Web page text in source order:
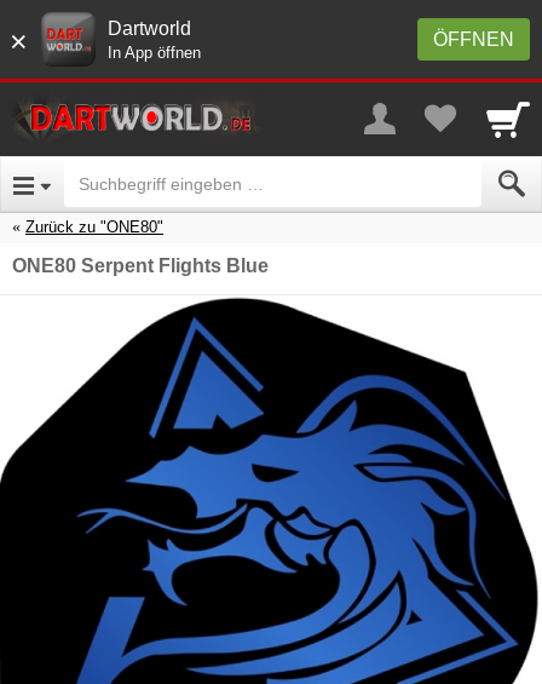
× ÖFFNEN
Dartworld
In App öffnen
Zurück zu "ONE80"
ONE80 Serpent Flights Blue